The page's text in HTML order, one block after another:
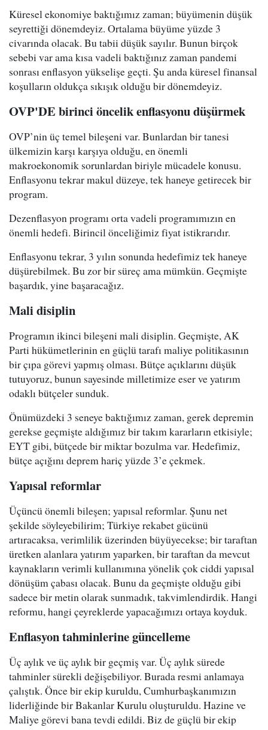
Küresel ekonomiye baktığımız zaman; büyümenin düşük
seyrettiği dönemdeyiz. Ortalama büyüme yüzde 3
civarında olacak. Bu tabii düşük sayılır. Bunun birçok
sebebi var ama kısa vadeli baktığınız zaman pandemi
sonrası enflasyon yükselişe geçti. Şu anda küresel finansal
koşulların oldukça sıkışık olduğu bir dönemdeyiz.
OVP'DE birinci öncelik enflasyonu düşürmek
OVP’nin üç temel bileşeni var. Bunlardan bir tanesi
ülkemizin karşı karşıya olduğu, en önemli
makroekonomik sorunlardan biriyle mücadele konusu.
Enflasyonu tekrar makul düzeye, tek haneye getirecek bir
program.
Dezenflasyon programı orta vadeli programımızın en
önemli hedefi. Birincil önceliğimiz fiyat istikrarıdır.
Enflasyonu tekrar, 3 yılın sonunda hedefimiz tek haneye
düşürebilmek. Bu zor bir süreç ama mümkün. Geçmişte
başardık, yine başaracağız.
Mali disiplin
Programın ikinci bileşeni mali disiplin. Geçmişte, AK
Parti hükümetlerinin en güçlü tarafı maliye politikasının
bir çıpa görevi yapmış olması. Bütçe açıklarını düşük
tutuyoruz, bunun sayesinde milletimize eser ve yatırım
odaklı bütçeler sunduk.
Önümüzdeki 3 seneye baktığımız zaman, gerek depremin
gerekse geçmişte aldığımız bir takım kararların etkisiyle;
EYT gibi, bütçede bir miktar bozulma var. Hedefimiz,
bütçe açığını deprem hariç yüzde 3’e çekmek.
Yapısal reformlar
Üçüncü önemli bileşen; yapısal reformlar. Şunu net
şekilde söyleyebilirim; Türkiye rekabet gücünü
artıracaksa, verimlilik üzerinden büyüyecekse; bir taraftan
üretken alanlara yatırım yaparken, bir taraftan da mevcut
kaynakların verimli kullanımına yönelik çok ciddi yapısal
dönüşüm çabası olacak. Bunu da geçmişte olduğu gibi
sadece bir metin olarak sunmadık, takvimlendirdik. Hangi
reformu, hangi çeyreklerde yapacağımızı ortaya koyduk.
Enflasyon tahminlerine güncelleme
Üç aylık ve üç aylık bir geçmiş var. Üç aylık sürede
tahminler sürekli değişebiliyor. Burada resmi anlamaya
çalıştık. Önce bir ekip kuruldu, Cumhurbaşkanımızın
liderliğinde bir Bakanlar Kurulu oluşturuldu. Hazine ve
Maliye görevi bana tevdi edildi. Biz de güçlü bir ekip